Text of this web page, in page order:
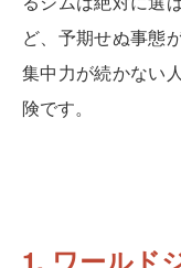
ど、予期せぬ事態
集中力が続かない
険です。
1. ワールド